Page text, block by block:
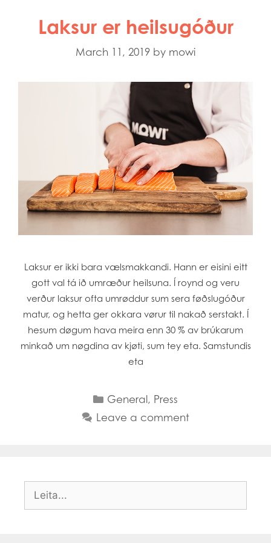
Laksur er heilsugóður
March 11, 2019 by mowi
Laksur er ikki bara vælsmakkandi. Hann er eisini eitt
gott val tá ið umræður heilsuna. Í roynd og veru
verður laksur ofta umrøddur sum sera føðslugóður
matur, og hetta ger okkara vørur til nakað serstakt. Í
hesum døgum hava meira enn 30 % av brúkarum
minkað um nøgdina av kjøti, sum tey eta. Samstundis
eta
Categories
General, Press
Leave a comment
Search